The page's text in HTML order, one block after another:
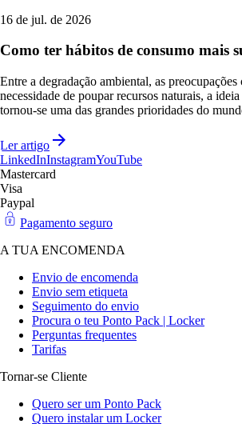
16 de jul. de 2026
Como ter hábitos de consumo mais
Entre a degradação ambiental, as
necessidade de poupar recursos naturais, a
tornou-se uma das grandes prioridades do
Ler artigo
LinkedInInstagramYouTube
Mastercard
Visa
Paypal
Pagamento seguro
A TUA ENCOMENDA
Envio de encomenda
Envio sem etiqueta
Seguimento do envio
Procura o teu Ponto Pack | Locker
Perguntas frequentes
Tarifas
Tornar-se Cliente
Quero ser um Ponto Pack
Quero instalar um Locker